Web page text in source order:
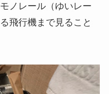
ノレール（ゆいレー
飛行機まで見ること